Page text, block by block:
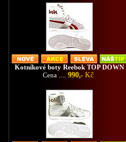
Kotníkové boty Reebok TOP DOWN
Cena .... 990,- Kč